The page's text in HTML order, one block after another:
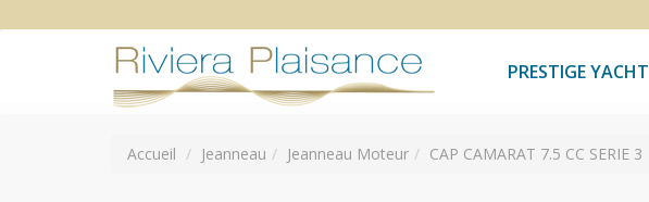
PRESTIGE YACHT
Accueil Jeanneau Jeanneau Moteur CAP CAMARAT 7.5 CC SERIE 3